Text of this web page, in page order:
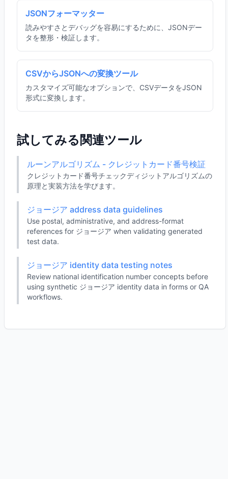
JSONフォーマッター
読みやすさとデバッグを容易にするために、JSONデー
タを整形・検証します。
CSVからJSONへの変換ツール
カスタマイズ可能なオプションで、CSVデータをJSON
形式に変換します。
試してみる関連ツール
ルーンアルゴリズム - クレジットカード番号検証
クレジットカード番号チェックディジットアルゴリズムの
原理と実装方法を学びます。
ジョージア address data guidelines
Use postal, administrative, and address-format
references for ジョージア when validating generated
test data.
ジョージア identity data testing notes
Review national identification number concepts before
using synthetic ジョージア identity data in forms or QA
workflows.